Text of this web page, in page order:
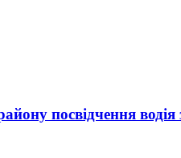
посвідчення